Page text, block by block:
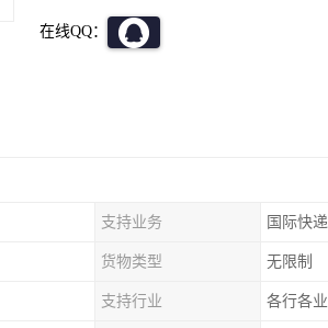
在线QQ：
支持业务
货物类型 无限制
支持行业 各行各业